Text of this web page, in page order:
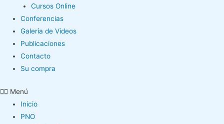
Cursos Online
Conferencias
Galería de Videos
Publicaciones
Contacto
Su compra
Menú
Inicio
PNO